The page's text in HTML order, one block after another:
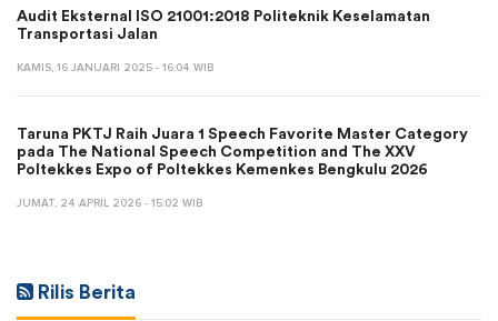
Audit Eksternal ISO 21001:2018 Politeknik Keselamatan
Transportasi Jalan
KAMIS, 16 JANUARI 2025 - 16:04 WIB
Taruna PKTJ Raih Juara 1 Speech Favorite Master Category
pada The National Speech Competition and The XXV
Poltekkes Expo of Poltekkes Kemenkes Bengkulu 2026
JUMAT, 24 APRIL 2026 - 15:02 WIB
Rilis Berita